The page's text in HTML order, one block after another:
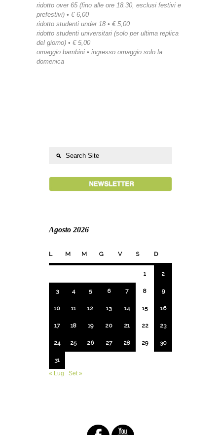
ridotto over 65 (fino alle ore 18.30, esclusi festivi e
prefestivi) • € 6,00
ridotto studenti under 18 • € 5,00
ridotto studenti universitari (solo per ultima replica
del giorno) • € 5,00
omaggio bambini • ingresso omaggio solo la
domenica
Agosto 2026
L M M G V S D
1 2
3 4 5 6 7 8 9
10 11 12 13 14 15 16
17 18 19 20 21 22 23
24 25 26 27 28 29 30
31
« Lug
Set »